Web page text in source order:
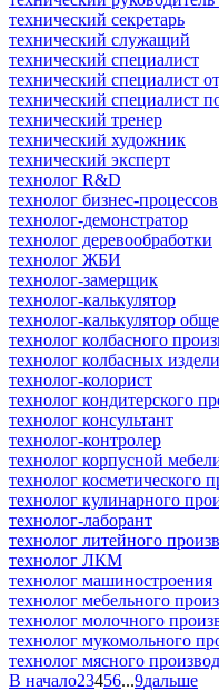
технический секретарь
технический служащий
технический специалист
технический специалист
технический специалист
технический тренер
технический художник
технический эксперт
технолог R&D
технолог бизнес-процессов
технолог-демонстратор
технолог деревообработки
технолог ЖБИ
технолог-замерщик
технолог-калькулятор
технолог-калькулятор
технолог колбасного
технолог колбасных
технолог-колорист
технолог кондитерского
технолог консультант
технолог-контролер
технолог корпусной
технолог косметического
технолог кулинарного
технолог-лаборант
технолог литейного
технолог ЛКМ
технолог машиностроения
технолог мебельного
технолог молочного
технолог мукомольного
технолог мясного
В начало23456...9дальше